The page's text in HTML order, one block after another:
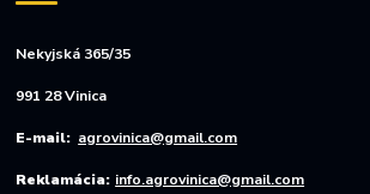
Nekyjská 365/35
991 28 Vinica
E-mail: agrovinica@gmail.com
Reklamácia: info.agrovinica@gmail.com